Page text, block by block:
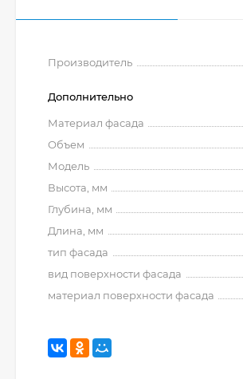
Производитель
Дополнительно
Материал фасада
Объем
Модель
Высота, мм
Глубина, мм
Длина, мм
тип фасада
вид поверхности фасада
материал поверхности фасада